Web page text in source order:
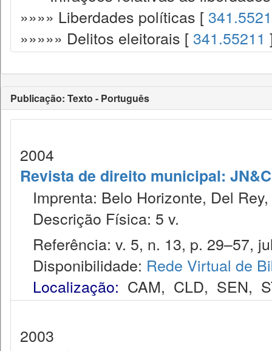
»»»» Liberdades políticas [ 341.5521
»»»»» Delitos eleitorais [ 341.55211
Publicação: Texto - Português
2004
Revista de direito municipal:
Imprenta: Belo Horizonte, Del
Descrição Física: 5 v.
Referência: v. 5, n. 13, p. 29–57,
Disponibilidade: Rede Virtual de
Localização: CAM, CLD, SEN,
2003